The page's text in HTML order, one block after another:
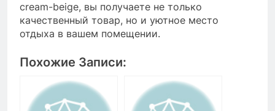
cream-beige, вы получаете не только
качественный товар, но и уютное место
отдыха в вашем помещении.
Похожие Записи: